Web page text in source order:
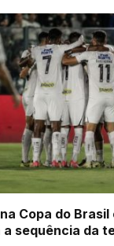
Copa do
sequência da